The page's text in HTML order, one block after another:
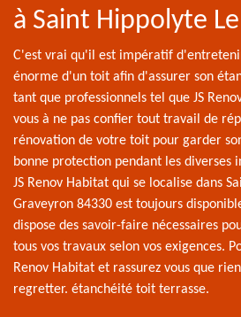
à Saint Hippolyte
C'est vrai qu'il est impératif
énorme d'un toit afin d'assurer son
tant que professionnels tel que JS
vous à ne pas confier tout travail de
rénovation de votre toit pour garder
bonne protection pendant les diverses
JS Renov Habitat qui se localise dans
Graveyron 84330 est toujours
dispose des savoir-faire nécessaires
tous vos travaux selon vos exigences.
Renov Habitat et rassurez vous que
regretter. étanchéité toit terrasse.